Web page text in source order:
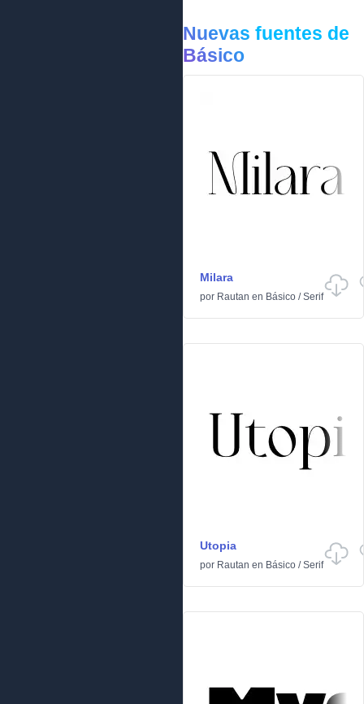
Nuevas fuentes de
Básico
Milara
por Rautan en Básico /Serif
Utopia
por Rautan en Básico /Serif